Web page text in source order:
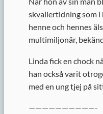
skvallertidning som
henne och hennes
multimiljonär,
Linda fick en chock
han också varit
med en ung tjej på
——————————-